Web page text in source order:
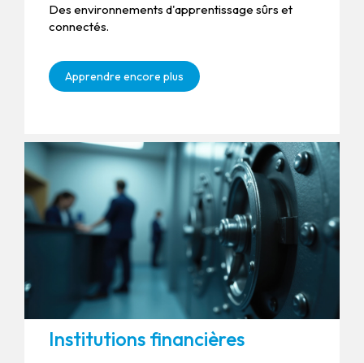
Des environnements d'apprentissage sûrs et
connectés.
Apprendre encore plus
Institutions financières